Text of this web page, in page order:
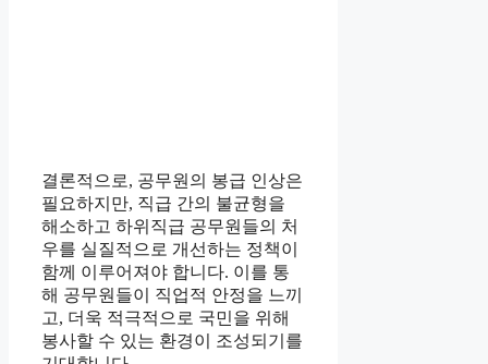
결론적으로, 공무원의 봉급 인상은
필요하지만, 직급 간의 불균형을
해소하고 하위직급 공무원들의 처
우를 실질적으로 개선하는 정책이
함께 이루어져야 합니다. 이를 통
해 공무원들이 직업적 안정을 느끼
고, 더욱 적극적으로 국민을 위해
봉사할 수 있는 환경이 조성되기를